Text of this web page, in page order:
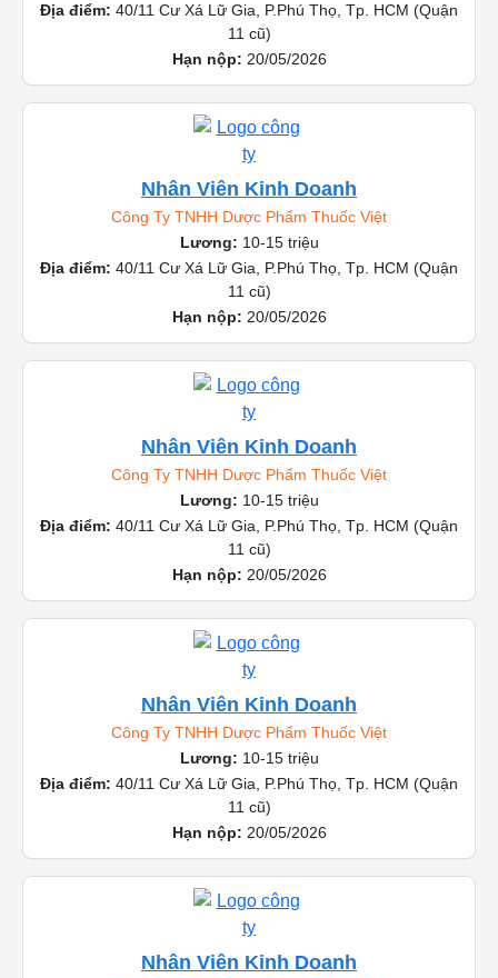
Địa điểm: 40/11 Cư Xá Lữ Gia, P.Phú Thọ, Tp. HCM (Quận
11 cũ)
Hạn nộp: 20/05/2026
Nhân Viên Kinh Doanh
Công Ty TNHH Dược Phẩm Thuốc Việt
Lương: 10-15 triệu
Địa điểm: 40/11 Cư Xá Lữ Gia, P.Phú Thọ, Tp. HCM (Quận
11 cũ)
Hạn nộp: 20/05/2026
Nhân Viên Kinh Doanh
Công Ty TNHH Dược Phẩm Thuốc Việt
Lương: 10-15 triệu
Địa điểm: 40/11 Cư Xá Lữ Gia, P.Phú Thọ, Tp. HCM (Quận
11 cũ)
Hạn nộp: 20/05/2026
Nhân Viên Kinh Doanh
Công Ty TNHH Dược Phẩm Thuốc Việt
Lương: 10-15 triệu
Địa điểm: 40/11 Cư Xá Lữ Gia, P.Phú Thọ, Tp. HCM (Quận
11 cũ)
Hạn nộp: 20/05/2026
Nhân Viên Kinh Doanh